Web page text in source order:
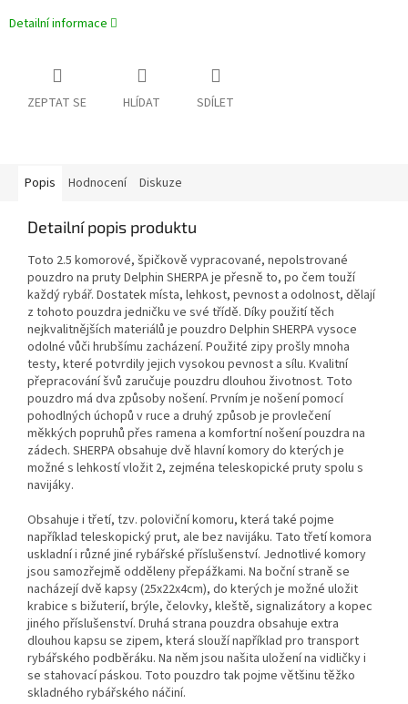
Detailní informace
ZEPTAT SE HLÍDAT SDÍLET
Popis Hodnocení Diskuze
Detailní popis produktu
Toto 2.5 komorové, špičkově vypracované, nepolstrované
pouzdro na pruty Delphin SHERPA je přesně to, po čem touží
každý rybář. Dostatek místa, lehkost, pevnost a odolnost, dělají
z tohoto pouzdra jedničku ve své třídě. Díky použití těch
nejkvalitnějších materiálů je pouzdro Delphin SHERPA vysoce
odolné vůči hrubšímu zacházení. Použité zipy prošly mnoha
testy, které potvrdily jejich vysokou pevnost a sílu. Kvalitní
přepracování švů zaručuje pouzdru dlouhou životnost. Toto
pouzdro má dva způsoby nošení. Prvním je nošení pomocí
pohodlných úchopů v ruce a druhý způsob je provlečení
měkkých popruhů přes ramena a komfortní nošení pouzdra na
zádech. SHERPA obsahuje dvě hlavní komory do kterých je
možné s lehkostí vložit 2, zejména teleskopické pruty spolu s
navijáky.
Obsahuje i třetí, tzv. poloviční komoru, která také pojme
například teleskopický prut, ale bez navijáku. Tato třetí komora
uskladní i různé jiné rybářské příslušenství. Jednotlivé komory
jsou samozřejmě odděleny přepážkami. Na boční straně se
nacházejí dvě kapsy (25x22x4cm), do kterých je možné uložit
krabice s bižuterií, brýle, čelovky, kleště, signalizátory a kopec
jiného příslušenství. Druhá strana pouzdra obsahuje extra
dlouhou kapsu se zipem, která slouží například pro transport
rybářského podběráku. Na něm jsou našita uložení na vidličky i
se stahovací páskou. Toto pouzdro tak pojme většinu těžko
skladného rybářského náčiní.